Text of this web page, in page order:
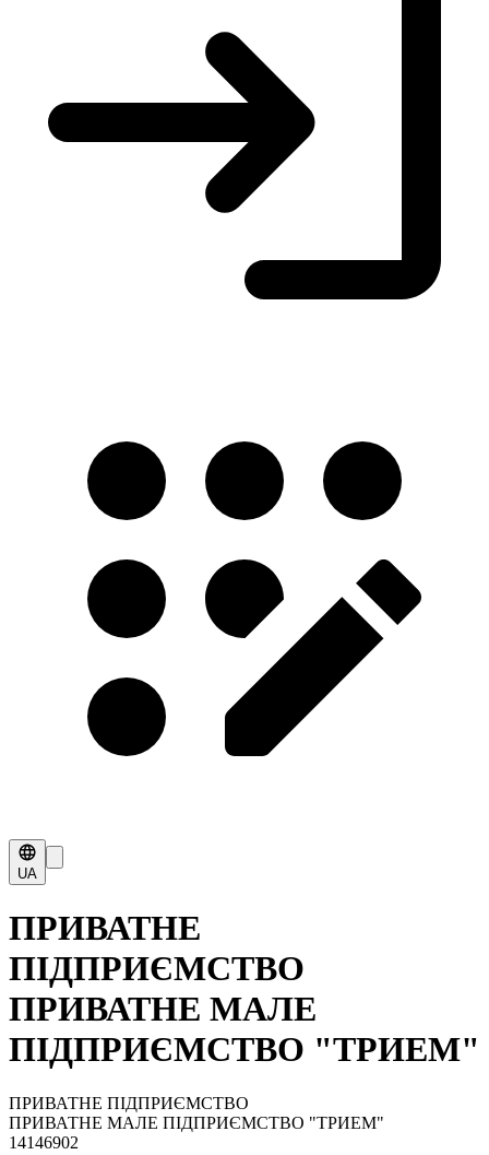
UA
ПРИВАТНЕ
ПІДПРИЄМСТВО
ПРИВАТНЕ МАЛЕ
ПІДПРИЄМСТВО "ТРИЕМ"
ПРИВАТНЕ ПІДПРИЄМСТВО
ПРИВАТНЕ МАЛЕ ПІДПРИЄМСТВО "ТРИЕМ"
14146902